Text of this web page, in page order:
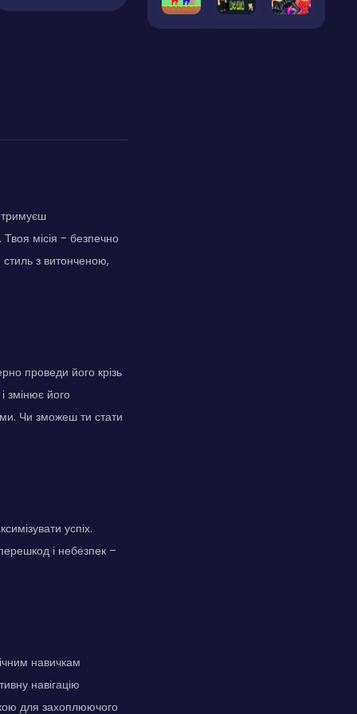
Твоя місія - безпечно
стиль з витонченою,
проведи його крізь
змінює його
Чи зможеш ти стати
успіх.
і небезпек –
навичкам
навігацію
для захоплюючого